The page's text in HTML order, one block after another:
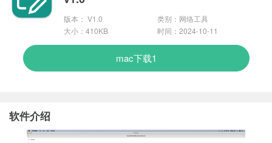
版本： V1.0
类别：网络工具
大小：410KB
时间：2024-10-11
mac下载1
软件介绍